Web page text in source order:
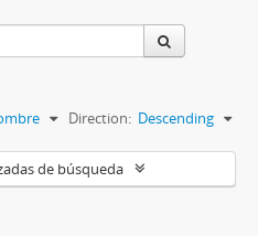
Direction: Descending
de búsqueda